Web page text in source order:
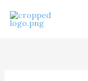
contenido